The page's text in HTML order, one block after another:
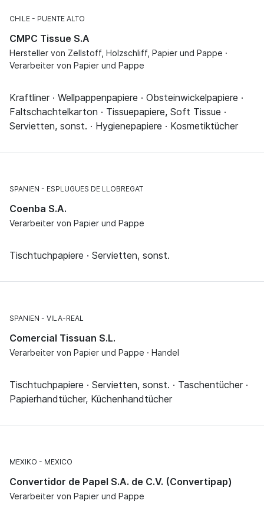
CHILE PUENTE ALTO
CMPC Tissue S.A
Hersteller von Zellstoff, Holzschliff, Papier und Pappe ·
Verarbeiter von Papier und Pappe
Kraftliner · Wellpappenpapiere · Obsteinwickelpapiere ·
Faltschachtelkarton · Tissuepapiere, Soft Tissue ·
Servietten, sonst. · Hygienepapiere · Kosmetiktücher
SPANIEN ESPLUGUES DE LLOBREGAT
Coenba S.A.
Verarbeiter von Papier und Pappe
Tischtuchpapiere · Servietten, sonst.
SPANIEN VILA-REAL
Comercial Tissuan S.L.
Verarbeiter von Papier und Pappe · Handel
Tischtuchpapiere · Servietten, sonst. · Taschentücher ·
Papierhandtücher, Küchenhandtücher
MEXIKO MEXICO
Convertidor de Papel S.A. de C.V. (Convertipap)
Verarbeiter von Papier und Pappe